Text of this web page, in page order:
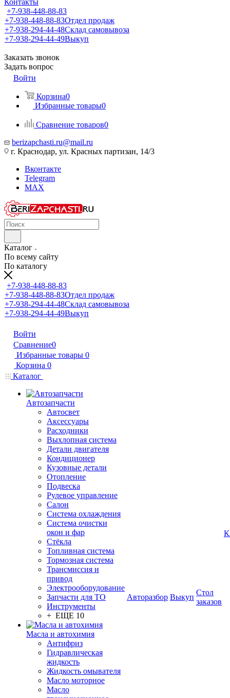
Контакты
+7-938-448-88-83
+7-938-448-88-83Отдел продаж
+7-938-294-44-48Склад самовывоза
+7-938-294-44-49Выкуп
Заказать звонок
Задать вопрос
Войти
Корзина0
Избранные товары0
Сравнение товаров0
berizapchasti.ru@mail.ru
г. Краснодар, ул. Красных партизан, 14/3
Вконтакте
Telegram
MAX
Каталог
По всему сайту
По каталогу
+7-938-448-88-83
+7-938-448-88-83Отдел продаж
+7-938-294-44-48Склад самовывоза
+7-938-294-44-49Выкуп
Войти
Сравнение0
Избранные товары 0
Корзина 0
Каталог
Автозапчасти
Автосвет
Аксессуары
Расходники
Выхлопная система
Детали двигателя
Кондиционер
Кузовные детали
Отопление
Подвеска
Рулевое управление
Салон
Система охлаждения
Система очистки
окон и фар
Стёкла
Топливная система
Тормозная система
Трансмиссия и
привод
Электрооборудование
Запчасти для ТО
Инструменты
+ ЕЩЕ 10
Масла и автохимия
Антифриз
Гидравлическая
жидкость
Жидкость омывателя
Масло моторное
Масло
Авторазбор Выкуп
Стол
заказов